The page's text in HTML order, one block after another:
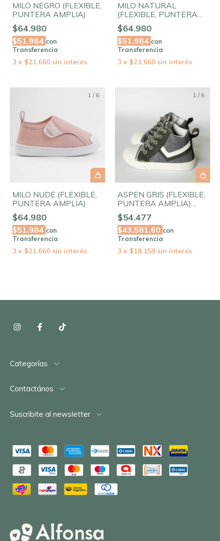
MILO NEGRO (FLEXIBLE,
PUNTERA AMPLIA)
$64.980
$51.984 con
Transferencia
3 x $21.660 sin interés
MILO NATURAL
(FLEXIBLE, PUNTERA
AMPLIA)
$64.980
$51.984 con
Transferencia
3 x $21.660 sin interés
1 / 6
MILO NUDE (FLEXIBLE,
PUNTERA AMPLIA)
$64.980
$51.984 con
Transferencia
3 x $21.660 sin interés
1 / 6
ASPEN GRIS (FLEXIBLE,
PUNTERA AMPLIA)
EDICIÓN LIMITADA!
$54.477
$43.581,60 con
Transferencia
3 x $18.159 sin interés
Categorías
Contactános
Suscribite al newsletter